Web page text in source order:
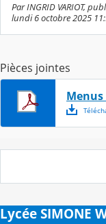
Par INGRID VARIOT,
lundi 6 octobre 2025
Pièces jointes
Menus
Lycée SIMONE